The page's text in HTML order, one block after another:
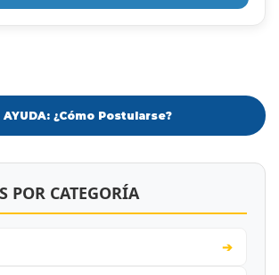
AYUDA: ¿Cómo Postularse?
POR CATEGORÍA
➔